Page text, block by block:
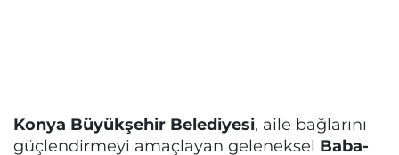
Konya Büyükşehir Belediyesi, aile bağlarını
güçlendirmeyi amaçlayan geleneksel Baba-